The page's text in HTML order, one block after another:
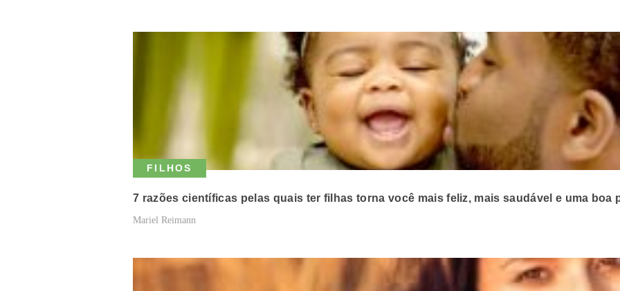
FILHOS
7 razões científicas pelas quais ter filhas torna você mais feliz, mais saudável e uma boa
Mariel Reimann